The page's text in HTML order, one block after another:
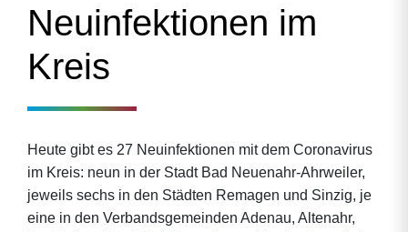
Neuinfektionen im
Kreis
Heute gibt es 27 Neuinfektionen mit dem Coronavirus
im Kreis: neun in der Stadt Bad Neuenahr-Ahrweiler,
jeweils sechs in den Städten Remagen und Sinzig, je
eine in den Verbandsgemeinden Adenau, Altenahr,